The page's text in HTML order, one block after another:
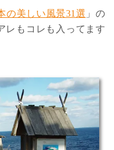
の美しい風景31選 」の
レもコレも入ってます